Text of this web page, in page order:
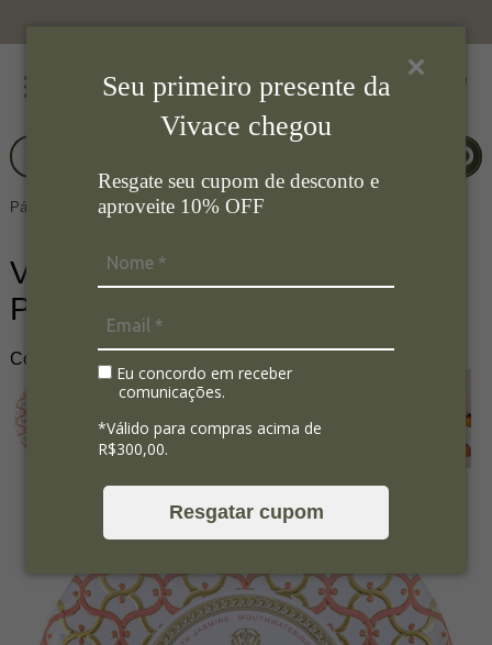
Seu primeiro presente da
Vivace chegou
Resgate seu cupom de desconto e
aproveite 10% OFF
Eu concordo em receber
comunicações.
*Válido para compras acima de
R$300,00.
Resgatar cupom
Página Inicial Aromas Velas
Vela Lata 3 Pavios 60h Saijo
Persimmon
Cod. do Produto: 8122